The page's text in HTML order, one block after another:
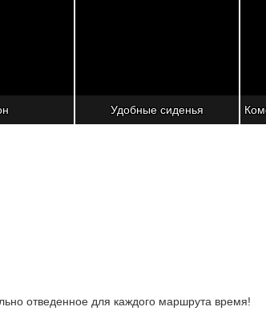
Удобные сиденья
отведенное для каждого маршрута время!